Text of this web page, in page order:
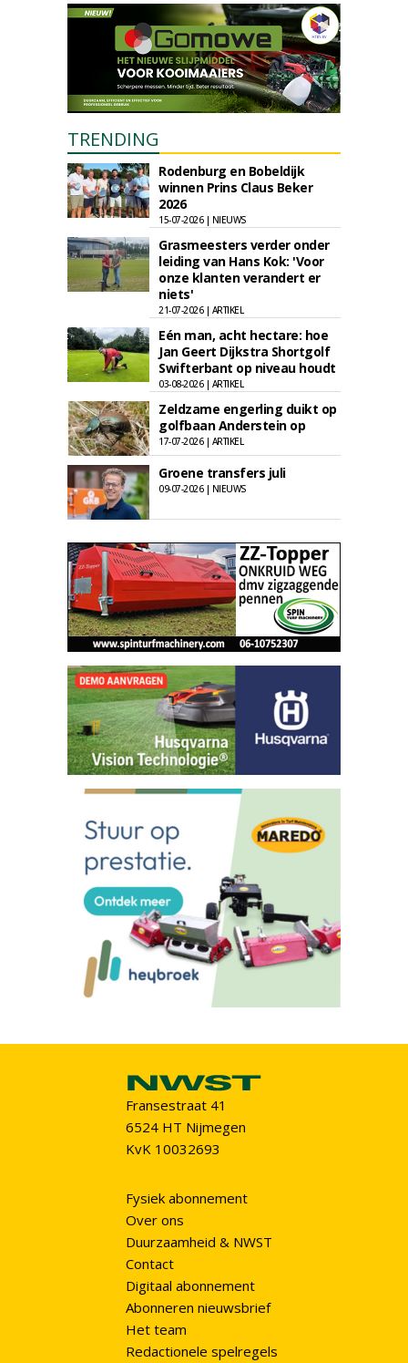
TRENDING
Rodenburg en Bobeldijk
winnen Prins Claus Beker
2026
15-07-2026 | NIEUWS
Grasmeesters verder onder
leiding van Hans Kok: 'Voor
onze klanten verandert er
niets'
21-07-2026 | ARTIKEL
Eén man, acht hectare: hoe
Jan Geert Dijkstra Shortgolf
Swifterbant op niveau houdt
03-08-2026 | ARTIKEL
Zeldzame engerling duikt op
golfbaan Anderstein op
17-07-2026 | ARTIKEL
Groene transfers juli
09-07-2026 | NIEUWS
Fransestraat 41
6524 HT Nijmegen
KvK 10032693
Fysiek abonnement
Over ons
Duurzaamheid & NWST
Contact
Digitaal abonnement
Abonneren nieuwsbrief
Het team
Redactionele spelregels